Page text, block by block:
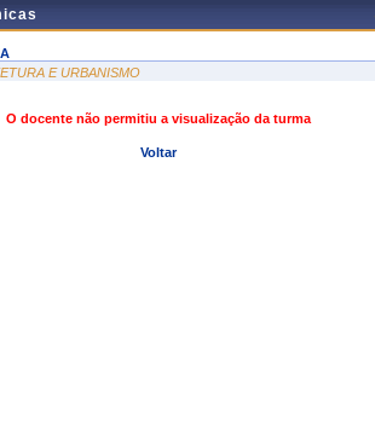
E URBANISMO
O docente não permitiu a visualização da turma
Voltar